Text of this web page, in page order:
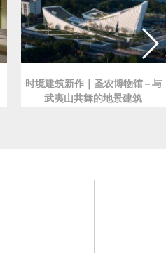
时境建筑新作｜圣农博物馆 – 与
武夷山共舞的地景建筑